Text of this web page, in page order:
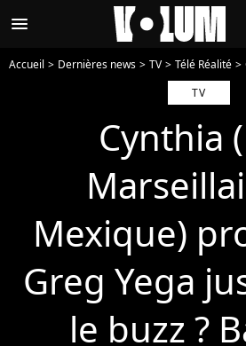
menu
Accueil Dernières news TV Télé Réalité
TV
Cynthia
Mexique)
Greg Yega
le buzz ?